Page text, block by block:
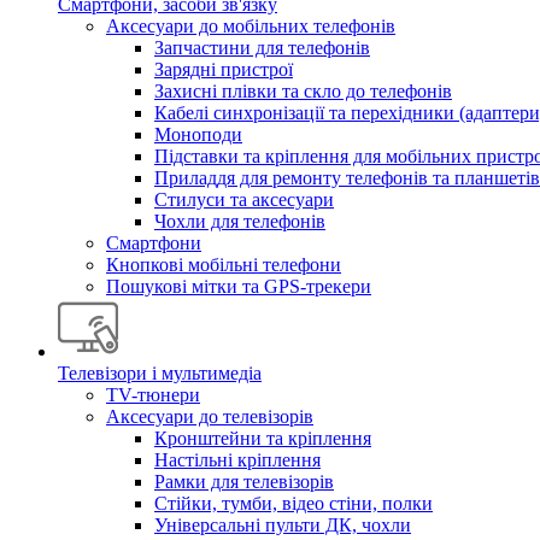
Смартфони, засоби зв'язку
Аксесуари до мобільних телефонів
Запчастини для телефонів
Зарядні пристрої
Захисні плівки та скло до телефонів
Кабелі синхронізації та перехідники
Моноподи
Підставки та кріплення для мобільних
Приладдя для ремонту телефонів та планшетів
Стилуси та аксесуари
Чохли для телефонів
Смартфони
Кнопкові мобільні телефони
Пошукові мітки та GPS-трекери
Телевізори і мультимедіа
TV-тюнери
Аксесуари до телевізорів
Кронштейни та кріплення
Настільні кріплення
Рамки для телевізорів
Стійки, тумби, відео стіни, полки
Універсальні пульти ДК, чохли